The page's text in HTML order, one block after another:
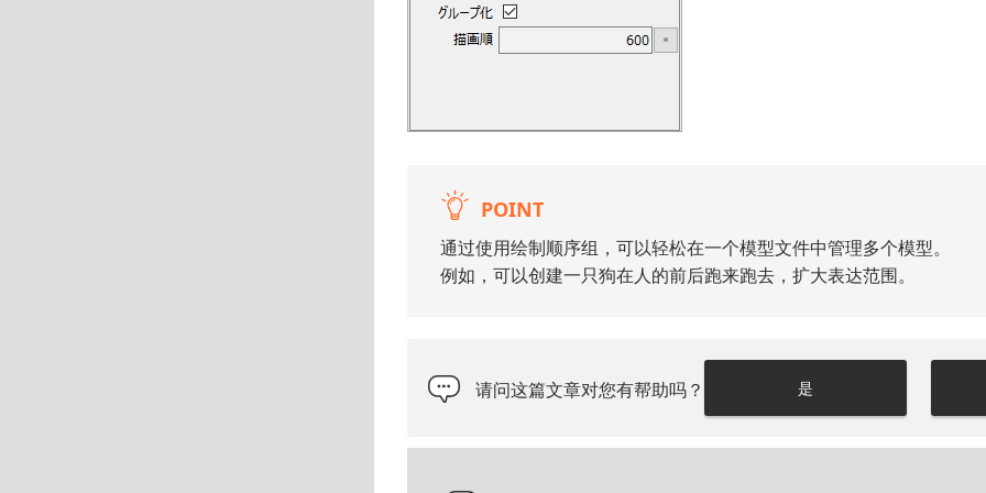
POINT
通过使用绘制顺序组，可以轻松在一个模型文件中管理多个模型。
例如，可以创建一只狗在人的前后跑来跑去，扩大表达范围。
请问这篇文章对您有帮助吗？ 是